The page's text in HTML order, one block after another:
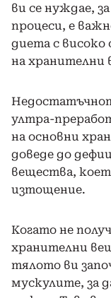
ви се нуждае,
процеси, е
диета с високо
на хранителни
ултра-
на основни
доведе до
вещества,
изтощение.
Когато не
хранителни
тялото ви
мускулите, за